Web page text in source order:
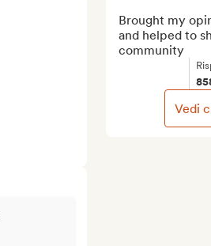
Brought my
and helped to
community
Vedi